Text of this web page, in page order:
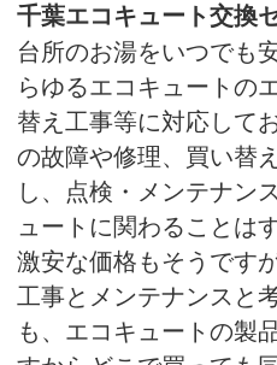
千葉エコキュート交換
台所のお湯をいつでも
らゆるエコキュートの
替え工事等に対応して
の故障や修理、買い替
し、点検・メンテナン
ュートに関わることは
激安な価格もそうです
工事とメンテナンスと
も、エコキュートの製